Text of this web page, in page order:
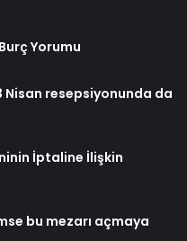
Yorumu
Nisan resepsiyonunda da
İptaline İlişkin
bu mezarı açmaya